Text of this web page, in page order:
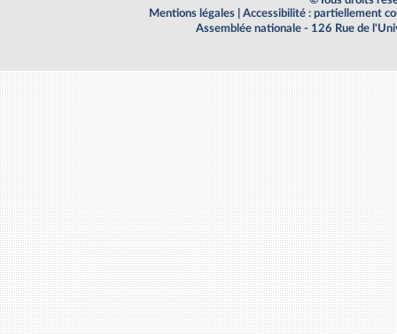
Mentions légales
Accessibilité : partiellement
Assemblée nationale - 126 Rue de